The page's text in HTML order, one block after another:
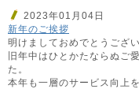
2023年01月04日
新年のご挨拶
明けましておめでとうござい
旧年中はひとかたならぬご
た。
本年も一層のサービス向上